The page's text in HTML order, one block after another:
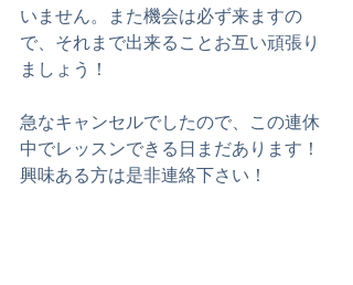
いません。また機会は必ず来ますの
で、それまで出来ることお互い頑張り
ましょう！
急なキャンセルでしたので、この連休
中でレッスンできる日まだあります！
興味ある方は是非連絡下さい！